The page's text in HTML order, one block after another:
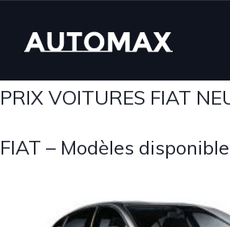
PRIX VOITURES FIAT
FIAT – Modèles